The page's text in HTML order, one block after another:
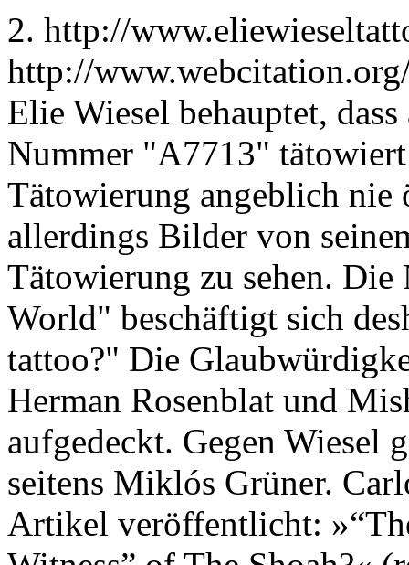
2. http://
http://
Elie Wiesel behauptet,
Nummer "A7713"
Tätowierung angeblich
allerdings Bilder von
Tätowierung zu sehen. Die
World" beschäftigt sich
tattoo?" Die
Herman Rosenblat und
aufgedeckt. Gegen Wiesel
seitens Miklós Grüner.
Artikel veröffentlicht: